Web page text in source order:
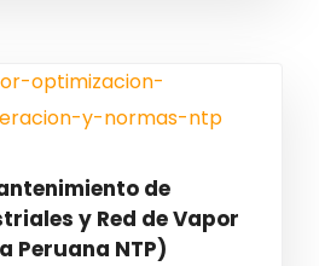
de
y Red de Vapor
Peruana NTP)